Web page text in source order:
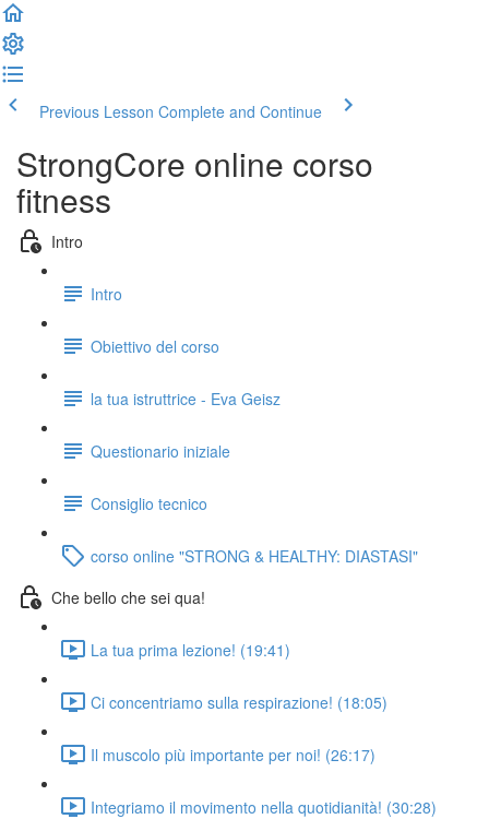
Previous Lesson Complete and Continue
StrongCore online corso
fitness
Intro
Intro
Obiettivo del corso
la tua istruttrice - Eva Geisz
Questionario iniziale
Consiglio tecnico
corso online "STRONG & HEALTHY: DIASTASI"
Che bello che sei qua!
La tua prima lezione! (19:41)
Ci concentriamo sulla respirazione! (18:05)
Il muscolo più importante per noi! (26:17)
Integriamo il movimento nella quotidianità! (30:28)